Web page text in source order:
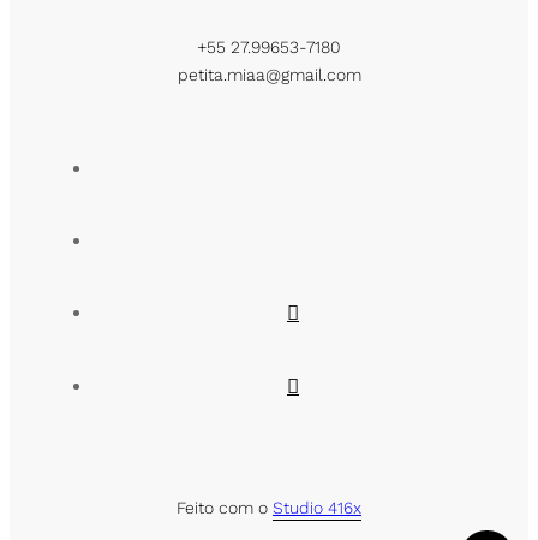
+55 27.99653-7180
petita.miaa@gmail.com
Feito com o Studio 416x